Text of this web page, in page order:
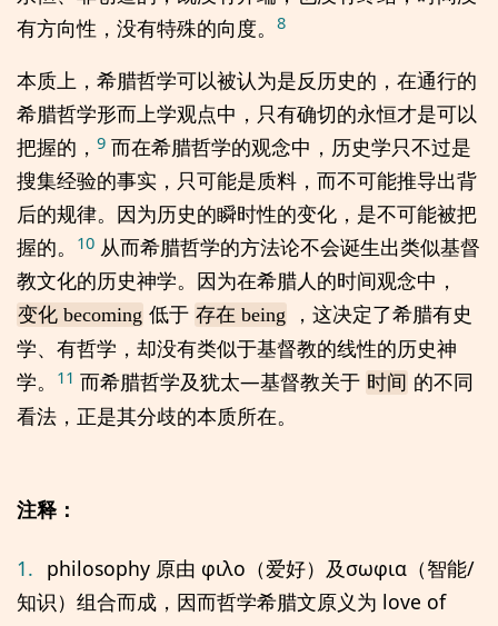
有方向性，没有特殊的向度。 8
本质上，希腊哲学可以被认为是反历史的，在通行的
希腊哲学形而上学观点中，只有确切的永恒才是可以
把握的， 9 而在希腊哲学的观念中，历史学只不过是
搜集经验的事实，只可能是质料，而不可能推导出背
后的规律。因为历史的瞬时性的变化，是不可能被把
握的。
10 从而希腊哲学的方法论不会诞生出类似基督
教文化的历史神学。因为在希腊人的时间观念中，
变化 becoming 低于 存在 being
，这决定了希腊有史
学、有哲学，却没有类似于基督教的线性的历史神
学。
11 而希腊哲学及犹太—基督教关于 时间 的不同
看法，正是其分歧的本质所在。
注释：
1. philosophy 原由 φιλο（爱好）及σωφια（智能/
知识）组合而成，因而哲学希腊文原义为 love of